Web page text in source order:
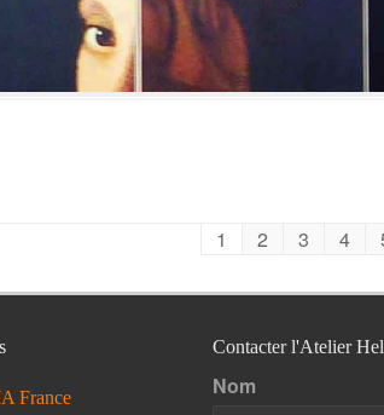
1 2 3 4
France
Contacter l'Atelier
Nom